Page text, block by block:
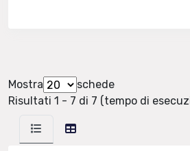
Mostra
schede
Risultati 1 - 7 di 7 (tempo di